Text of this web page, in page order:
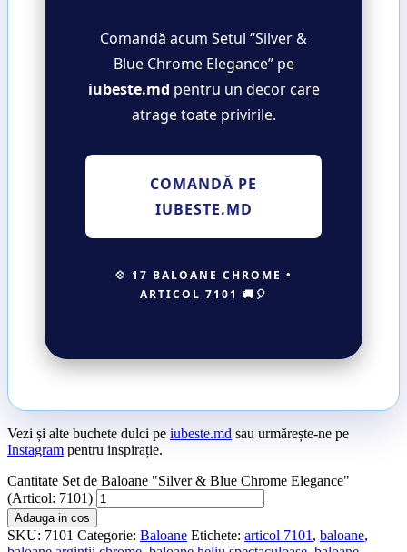
Comandă acum Setul “Silver &
Blue Chrome Elegance” pe
iubeste.md pentru un decor care
atrage toate privirile.
COMANDĂ PE
IUBESTE.MD
💠 17 BALOANE CHROME •
ARTICOL 7101 🚚🎈
Vezi și alte buchete dulci pe iubeste.md sau urmărește-ne pe
Instagram pentru inspirație.
Cantitate Set de Baloane "Silver & Blue Chrome Elegance"
(Articol: 7101)
Adauga in cos
SKU: 7101 Categorie: Baloane Etichete: articol 7101 , baloane,